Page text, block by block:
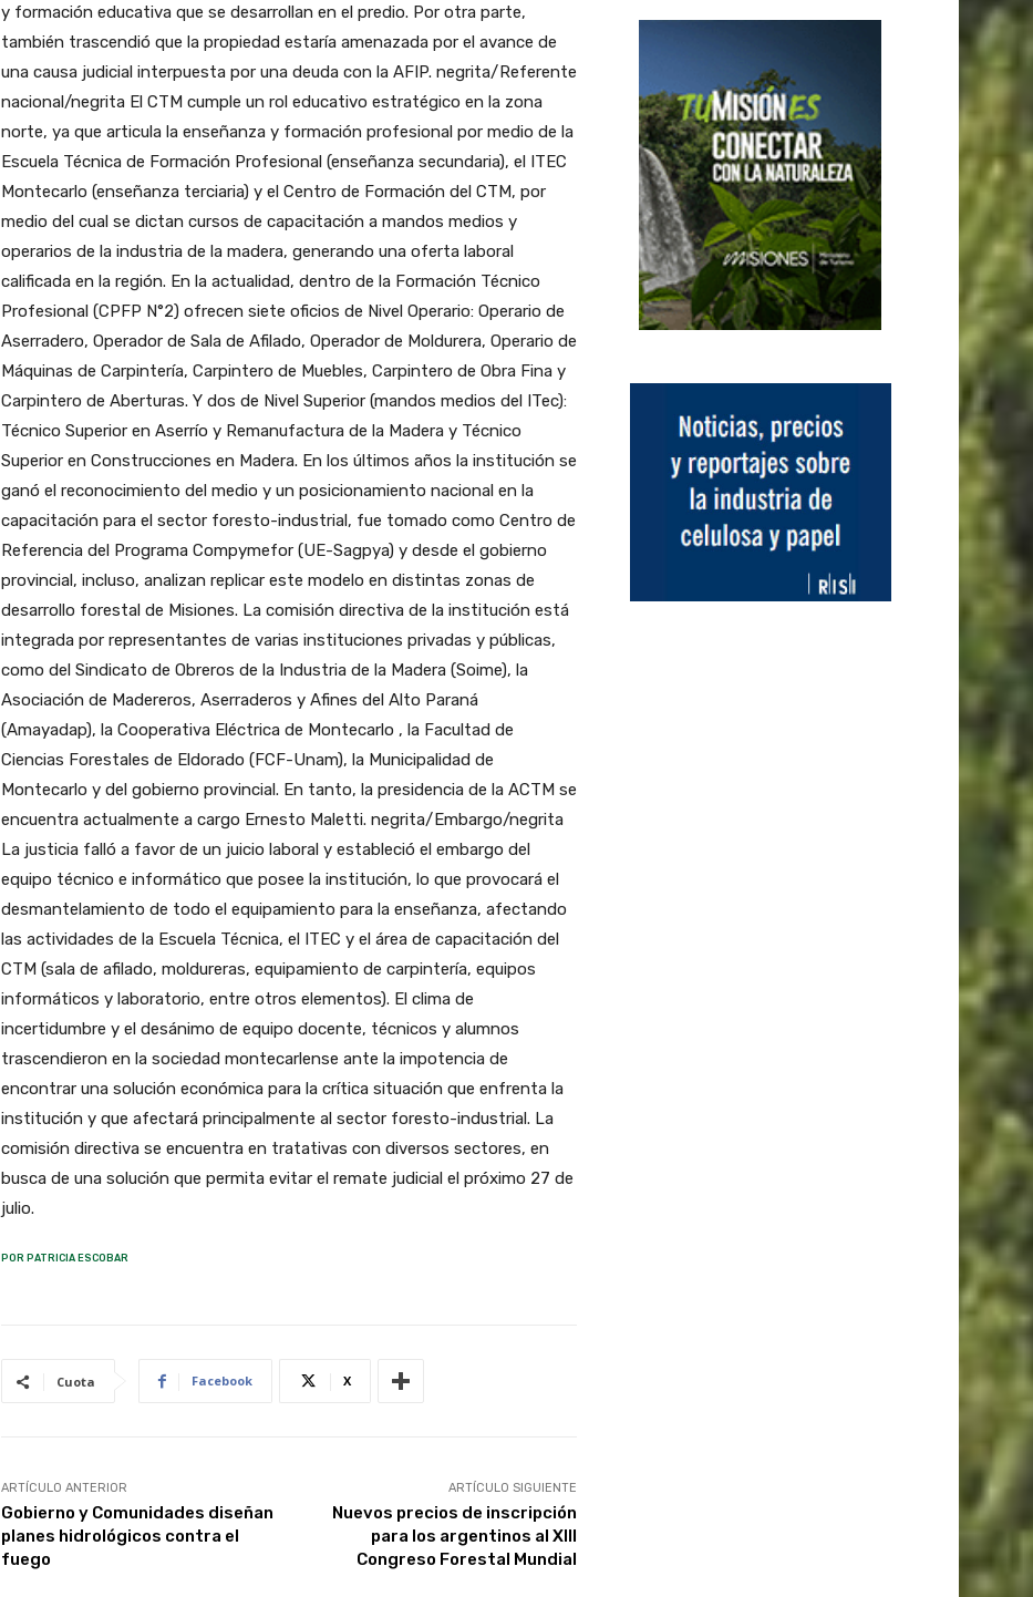
y formación educativa que se desarrollan en el predio. Por otra parte,
también trascendió que la propiedad estaría amenazada por el avance de
una causa judicial interpuesta por una deuda con la AFIP. negrita/Referente
nacional/negrita El CTM cumple un rol educativo estratégico en la zona
norte, ya que articula la enseñanza y formación profesional por medio de la
Escuela Técnica de Formación Profesional (enseñanza secundaria), el ITEC
Montecarlo (enseñanza terciaria) y el Centro de Formación del CTM, por
medio del cual se dictan cursos de capacitación a mandos medios y
operarios de la industria de la madera, generando una oferta laboral
calificada en la región. En la actualidad, dentro de la Formación Técnico
Profesional (CPFP N°2) ofrecen siete oficios de Nivel Operario: Operario de
Aserradero, Operador de Sala de Afilado, Operador de Moldurera, Operario de
Máquinas de Carpintería, Carpintero de Muebles, Carpintero de Obra Fina y
Carpintero de Aberturas. Y dos de Nivel Superior (mandos medios del ITec):
Técnico Superior en Aserrío y Remanufactura de la Madera y Técnico
Superior en Construcciones en Madera. En los últimos años la institución se
ganó el reconocimiento del medio y un posicionamiento nacional en la
capacitación para el sector foresto-industrial, fue tomado como Centro de
Referencia del Programa Compymefor (UE-Sagpya) y desde el gobierno
provincial, incluso, analizan replicar este modelo en distintas zonas de
desarrollo forestal de Misiones. La comisión directiva de la institución está
integrada por representantes de varias instituciones privadas y públicas,
como del Sindicato de Obreros de la Industria de la Madera (Soime), la
Asociación de Madereros, Aserraderos y Afines del Alto Paraná
(Amayadap), la Cooperativa Eléctrica de Montecarlo , la Facultad de
Ciencias Forestales de Eldorado (FCF-Unam), la Municipalidad de
Montecarlo y del gobierno provincial. En tanto, la presidencia de la ACTM se
encuentra actualmente a cargo Ernesto Maletti. negrita/Embargo/negrita
La justicia falló a favor de un juicio laboral y estableció el embargo del
equipo técnico e informático que posee la institución, lo que provocará el
desmantelamiento de todo el equipamiento para la enseñanza, afectando
las actividades de la Escuela Técnica, el ITEC y el área de capacitación del
CTM (sala de afilado, moldureras, equipamiento de carpintería, equipos
informáticos y laboratorio, entre otros elementos). El clima de
incertidumbre y el desánimo de equipo docente, técnicos y alumnos
trascendieron en la sociedad montecarlense ante la impotencia de
encontrar una solución económica para la crítica situación que enfrenta la
institución y que afectará principalmente al sector foresto-industrial. La
comisión directiva se encuentra en tratativas con diversos sectores, en
busca de una solución que permita evitar el remate judicial el próximo 27 de
julio.
POR PATRICIA ESCOBAR
Cuota Facebook X
ARTÍCULO ANTERIOR
Gobierno y Comunidades diseñan
planes hidrológicos contra el
fuego
ARTÍCULO SIGUIENTE
Nuevos precios de inscripción
para los argentinos al XIII
Congreso Forestal Mundial